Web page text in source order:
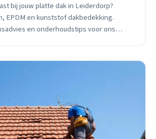
bij jouw platte dak in Leiderdorp?
EPDM en kunststof dakbedekking.
en onderhoudstips voor ons